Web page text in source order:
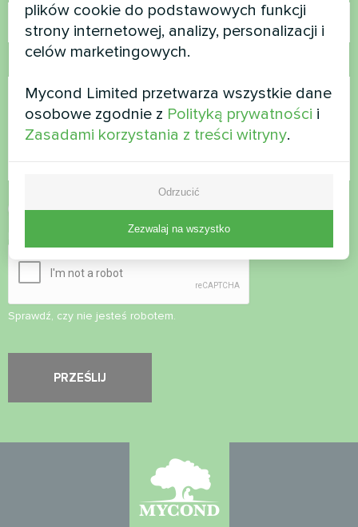
Zaakceptujpolitykę prywatności
Kontrola bezpieczeństwa*
Sprawdź, czy nie jesteś robotem.
plików cookie do podstawowych funkcji
strony internetowej, analizy, personalizacji i
celów marketingowych.
Mycond Limited przetwarza wszystkie dane
osobowe zgodnie z Polityką prywatności i
Zasadami korzystania z treści witryny.
Odrzucić
Zezwalaj na wszystko